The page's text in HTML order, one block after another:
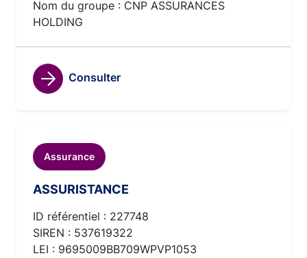
Nom du groupe : CNP ASSURANCES
HOLDING
Consulter
Assurance
ASSURISTANCE
ID référentiel : 227748
SIREN : 537619322
LEI : 9695009BB709WPVP1053